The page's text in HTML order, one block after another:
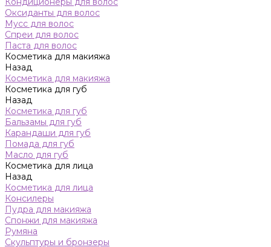
Оксиданты для волос
Мусс для волос
Спреи для волос
Паста для волос
Косметика для макияжа
Назад
Косметика для макияжа
Косметика для губ
Назад
Косметика для губ
Бальзамы для губ
Карандаши для губ
Помада для губ
Масло для губ
Косметика для лица
Назад
Косметика для лица
Консилеры
Пудра для макияжа
Спонжи для макияжа
Румяна
Скульптуры и бронзеры